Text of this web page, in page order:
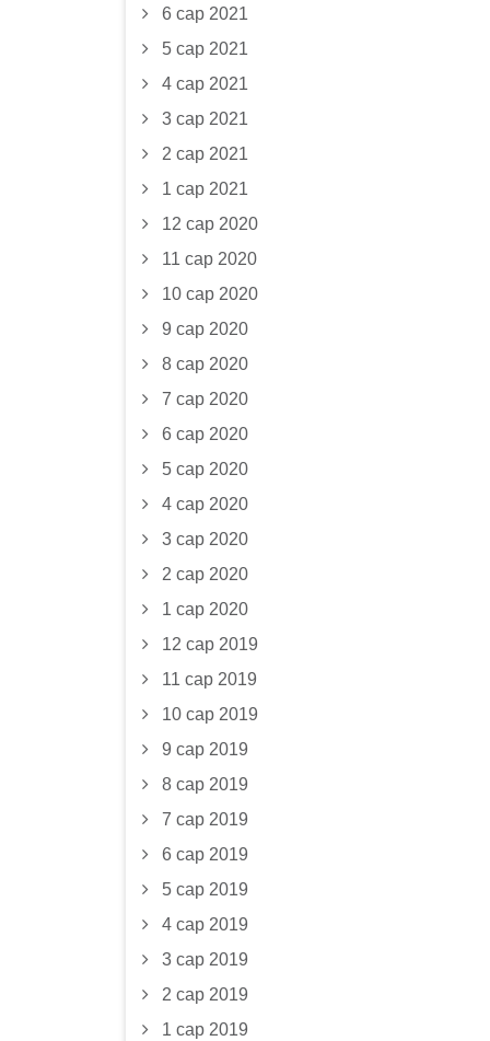
6 сар 2021
5 сар 2021
4 сар 2021
3 сар 2021
2 сар 2021
1 сар 2021
12 сар 2020
11 сар 2020
10 сар 2020
9 сар 2020
8 сар 2020
7 сар 2020
6 сар 2020
5 сар 2020
4 сар 2020
3 сар 2020
2 сар 2020
1 сар 2020
12 сар 2019
11 сар 2019
10 сар 2019
9 сар 2019
8 сар 2019
7 сар 2019
6 сар 2019
5 сар 2019
4 сар 2019
3 сар 2019
2 сар 2019
1 сар 2019